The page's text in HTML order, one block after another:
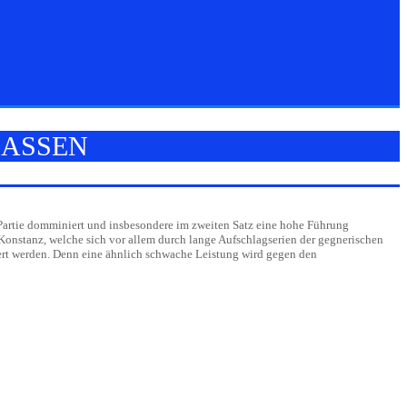
domminiert und insbesondere im zweiten Satz eine hohe Führung
welche sich vor allem durch lange Aufschlagserien der gegnerischen
Denn eine ähnlich schwache Leistung wird gegen den